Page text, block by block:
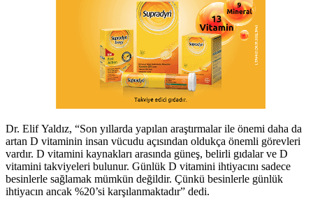
Dr. Elif Yaldız, “Son yıllarda yapılan araştırmalar ile önemi daha da
artan D vitaminin insan vücudu açısından oldukça önemli görevleri
vardır. D vitamini kaynakları arasında güneş, belirli gıdalar ve D
vitamini takviyeleri bulunur. Günlük D vitamini ihtiyacını sadece
besinlerle sağlamak mümkün değildir. Çünkü besinlerle günlük
ihtiyacın ancak %20’si karşılanmaktadır” dedi.